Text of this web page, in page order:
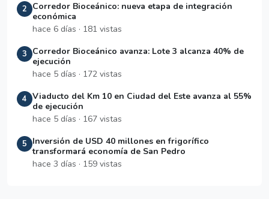
2
Corredor Bioceánico: nueva etapa de integración
económica
hace 6 días · 181 vistas
3
Corredor Bioceánico avanza: Lote 3 alcanza 40% de
ejecución
hace 5 días · 172 vistas
4 Viaducto del Km 10 en Ciudad del Este avanza al 55%
de ejecución
hace 5 días · 167 vistas
5
Inversión de USD 40 millones en frigorífico
transformará economía de San Pedro
hace 3 días · 159 vistas